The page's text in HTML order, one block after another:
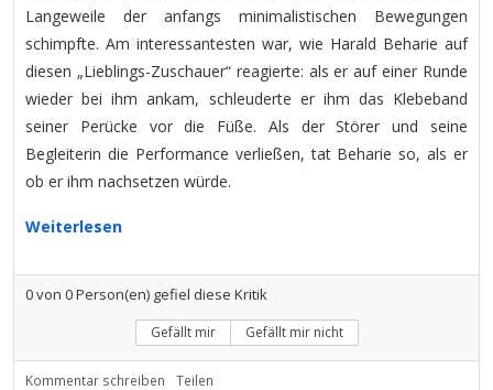
Langeweile der anfangs minimalistischen Bewegungen
schimpfte. Am interessantesten war, wie Harald Beharie auf
diesen „Lieblings-Zuschauer“ reagierte: als er auf einer Runde
wieder bei ihm ankam, schleuderte er ihm das Klebeband
seiner Perücke vor die Füße. Als der Störer und seine
Begleiterin die Performance verließen, tat Beharie so, als er
ob er ihm nachsetzen würde.
Weiterlesen
0von 0Person(en) gefiel diese Kritik
Gefällt mir Gefällt mir nicht
Kommentar schreiben Teilen